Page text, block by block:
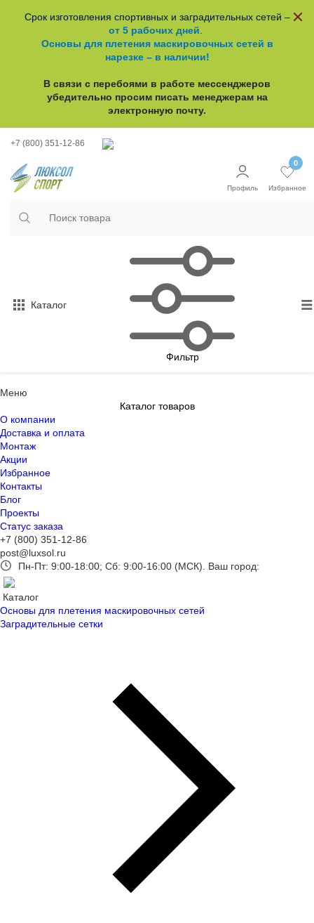
Срок изготовления спортивных и заградительных сетей –
от 5 рабочих дней
Основы для плетения маскировочных сетей в
нарезке – в наличии!
В связи с перебоями в работе мессенджеров
убедительно просим писать менеджерам на
электронную почту.
+7 (800) 351-12-86
Профиль
0
Избранное
Каталог
Фильтр
Меню
Каталог товаров
О компании
Доставка и оплата
Монтаж
Акции
Избранное
Контакты
Блог
Проекты
Статус заказа
+7 (800) 351-12-86
post@luxsol.ru
Пн-Пт: 9:00-18:00; Сб: 9:00-16:00 (МСК). Ваш город:
Каталог
Основы для плетения маскировочных сетей
Заградительные сетки